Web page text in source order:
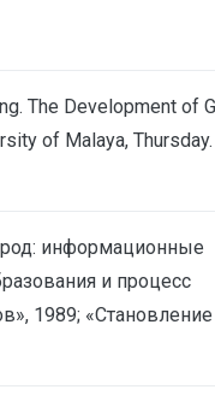
The Development of
of Malaya,
информационные
и процесс
1989; «Становление